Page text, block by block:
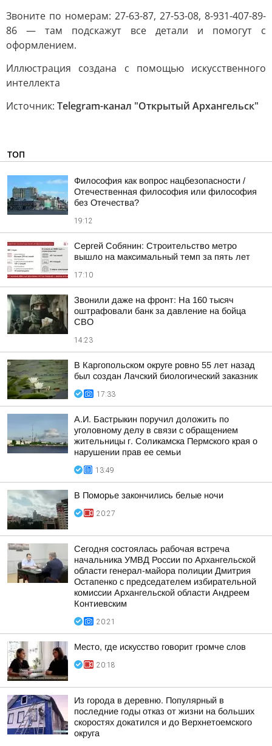
Звоните по номерам: 27-63-87, 27-53-08, 8-931-407-89-
86 — там подскажут все детали и помогут с
оформлением.
Иллюстрация создана с помощью искусственного
интеллекта
Источник: Telegram-канал "Открытый Архангельск"
ТОП
Философия как вопрос нацбезопасности /
Отечественная философия или философия
без Отечества?
19:12
Сергей Собянин: Строительство метро
вышло на максимальный темп за пять лет
17:10
Звонили даже на фронт: На 160 тысяч
оштрафовали банк за давление на бойца
СВО
14:23
В Каргопольском округе ровно 55 лет назад
был создан Лачский биологический заказник
17:33
А.И. Бастрыкин поручил доложить по
уголовному делу в связи с обращением
жительницы г. Соликамска Пермского края о
нарушении прав ее семьи
13:49
В Поморье закончились белые ночи
20:27
Сегодня состоялась рабочая встреча
начальника УМВД России по Архангельской
области генерал-майора полиции Дмитрия
Остапенко с председателем избирательной
комиссии Архангельской области Андреем
Контиевским
20:21
Место, где искусство говорит громче слов
20:18
Из города в деревню. Популярный в
последние годы отказ от жизни на больших
скоростях докатился и до Верхнетоемского
округа